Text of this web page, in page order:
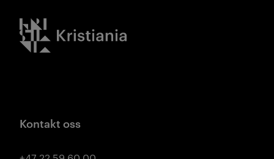
Kristiania logo
Kontakt oss